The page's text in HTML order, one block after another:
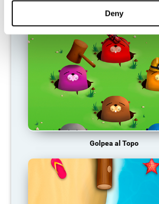
Deny
La Gasolinera
Golpea al Topo